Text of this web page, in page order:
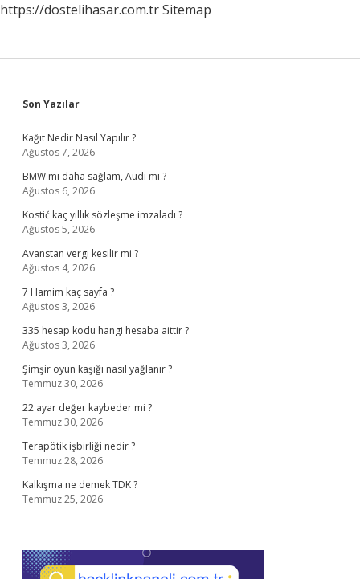
https://dostelihasar.com.trSitemap
Sidebar
Son Yazılar
Kağıt Nedir Nasıl Yapılır ?
Ağustos 7, 2026
BMW mi daha sağlam, Audi mi ?
Ağustos 6, 2026
Kostić kaç yıllık sözleşme imzaladı ?
Ağustos 5, 2026
Avanstan vergi kesilir mi ?
Ağustos 4, 2026
7 Hamim kaç sayfa ?
Ağustos 3, 2026
335 hesap kodu hangi hesaba aittir ?
Ağustos 3, 2026
Şimşir oyun kaşığı nasıl yağlanır ?
Temmuz 30, 2026
22 ayar değer kaybeder mi ?
Temmuz 30, 2026
Terapötik işbirliği nedir ?
Temmuz 28, 2026
Kalkışma ne demek TDK ?
Temmuz 25, 2026